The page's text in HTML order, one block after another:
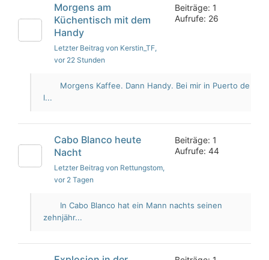
Morgens am
Küchentisch mit dem
Handy
Letzter Beitrag von Kerstin_TF,
vor 22 Stunden
Beiträge: 1
Aufrufe: 26
Morgens Kaffee. Dann Handy. Bei mir in Puerto de
l...
Cabo Blanco heute
Nacht
Letzter Beitrag von Rettungstom,
vor 2 Tagen
Beiträge: 1
Aufrufe: 44
In Cabo Blanco hat ein Mann nachts seinen
zehnjähr...